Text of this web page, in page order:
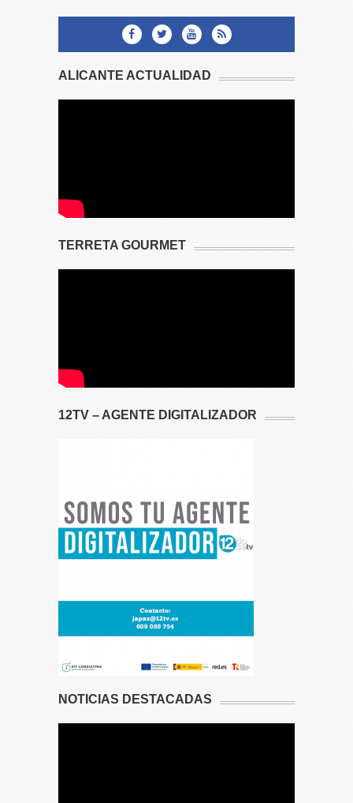
ALICANTE ACTUALIDAD
TERRETA GOURMET
12TV – AGENTE DIGITALIZADOR
NOTICIAS DESTACADAS